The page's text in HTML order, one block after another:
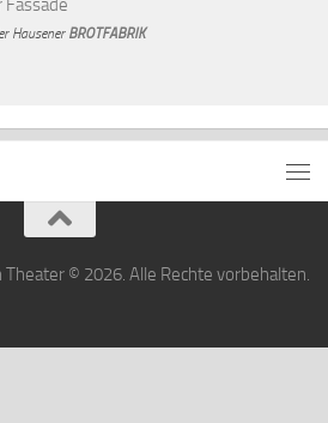
Hausener BROTFABRIK
© 2026. Alle Rechte vorbehalten.